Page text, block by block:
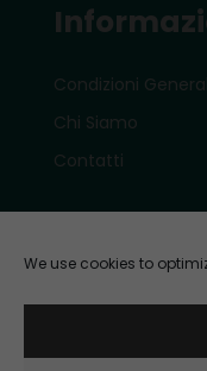
We use cookies to
Condizioni
Chi Siamo
Contatti
Account